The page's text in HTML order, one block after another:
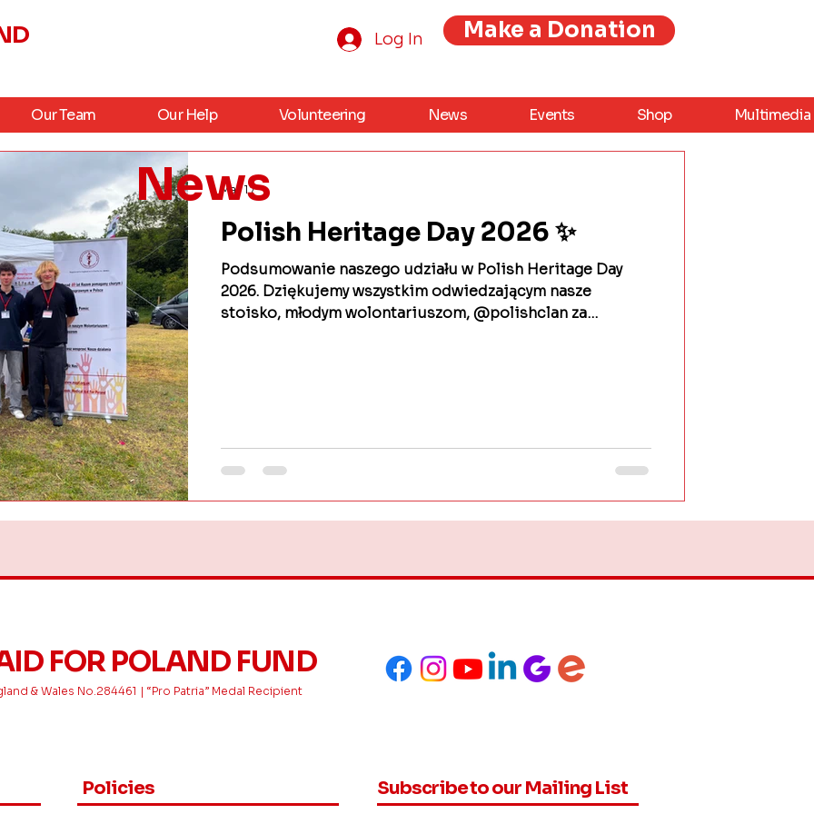
Log In Make a Donation
Our Team Our Help Volunteering News Events Shop Multimedia
Polish Heritage Day 2026 ✨
Podsumowanie naszego udziału w Polish Heritage Day
2026. Dziękujemy wszystkim odwiedzającym nasze
stoisko, młodym wolontariuszom, @polishclan za
May 17
News
FOR POLAND FUND
& Wales No.284461​ | “Pro Patria” Medal Recipient
Policies Subscribe to our Mailing List